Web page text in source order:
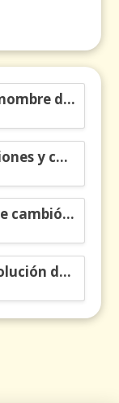
Carlos Manuel Vesga lleva el nombre de Colombia a los Emmy
Resiliencia migrante: 5 emociones y cómo gestionarlas
Tatiana Toro: colombiana que cambió la historia de las matemáticas
Ciencia colombiana en la revolución de los órganos en chips